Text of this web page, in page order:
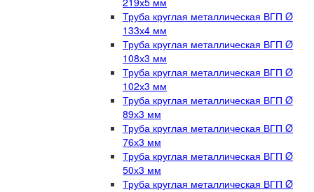
Труба круглая металлическая ВГП Ø
133х4 мм
Труба круглая металлическая ВГП Ø
108х3 мм
Труба круглая металлическая ВГП Ø
102х3 мм
Труба круглая металлическая ВГП Ø
89х3 мм
Труба круглая металлическая ВГП Ø
76х3 мм
Труба круглая металлическая ВГП Ø
50х3 мм
Труба круглая металлическая ВГП Ø